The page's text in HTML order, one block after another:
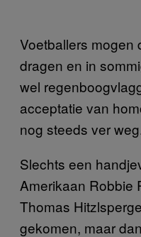
Voetballers mogen
dragen en in
wel
acceptatie van
nog steeds ver
Slechts een
Amerikaan Robbie
Thomas
gekomen, maar